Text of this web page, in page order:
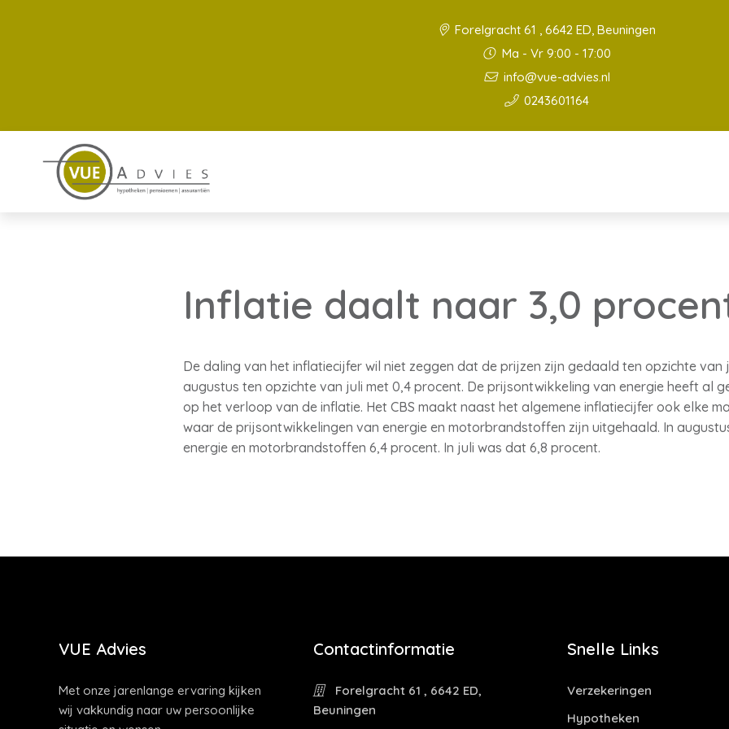
Forelgracht 61 , 6642 ED, Beuningen
Ma - Vr 9:00 - 17:00
info@vue-advies.nl
0243601164
Inflatie daalt naar 3,0
De daling van het inflatiecijfer wil niet zeggen dat de prijzen zijn gedaald ten opzichte van
augustus ten opzichte van juli met 0,4 procent. De prijsontwikkeling van energie heeft al
op het verloop van de inflatie. Het CBS maakt naast het algemene inflatiecijfer ook elke
waar de prijsontwikkelingen van energie en motorbrandstoffen zijn uitgehaald. In
energie en motorbrandstoffen 6,4 procent. In juli was dat 6,8 procent.
VUE Advies
Met onze jarenlange ervaring kijken
wij vakkundig naar uw persoonlijke
Contactinformatie
Forelgracht 61 , 6642 ED,
Beuningen
Snelle Links
Verzekeringen
Hypotheken